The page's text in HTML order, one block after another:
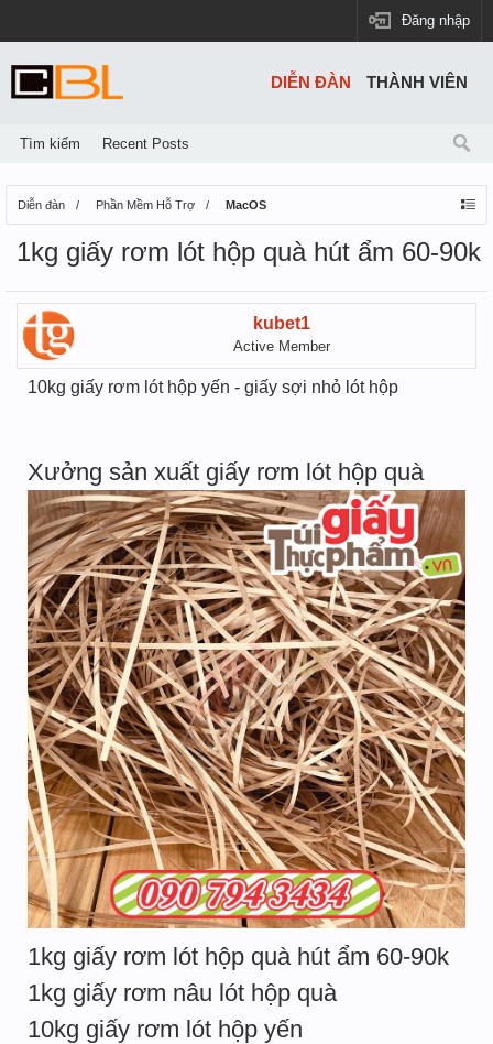
Đăng nhập
Diễn đàn Phần Mềm Hỗ Trợ MacOS
1kg giấy rơm lót hộp quà hút ẩm 60-90k
kubet1
Active Member
10kg giấy rơm lót hộp yến - giấy sợi nhỏ lót hộp
Xưởng sản xuất giấy rơm lót hộp quà
1kg giấy rơm lót hộp quà hút ẩm 60-90k
1kg giấy rơm nâu lót hộp quà
10kg giấy rơm lót hộp yến
DIỄN ĐÀN
Tìm kiếm Recent Posts
THÀNH VIÊN